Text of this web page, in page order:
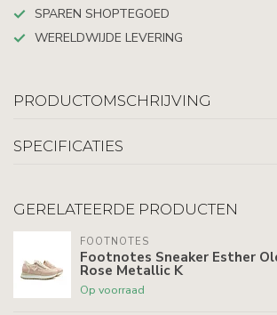
SPAREN SHOPTEGOED
WERELDWIJDE LEVERING
PRODUCTOMSCHRIJVING
SPECIFICATIES
GERELATEERDE PRODUCTEN
FOOTNOTES
Footnotes Sneaker Esther
Rose Metallic K
Op voorraad